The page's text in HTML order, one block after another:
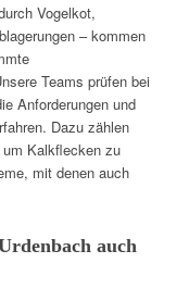
Vogelkot,
– kommen
Teams prüfen bei
Anforderungen und
Dazu zählen
Kalkflecken zu
mit denen auch
auch